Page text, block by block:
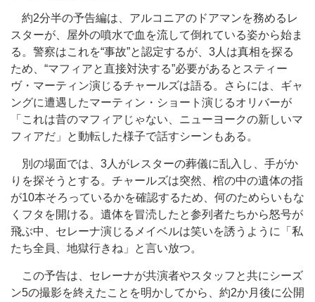
約2分半の予告編は、アルコニアのドアマンを務めるレ
スターが、屋外の噴水で血を流して倒れている姿から始ま
る。警察はこれを“事故”と認定するが、3人は真相を探る
ため、“マフィアと直接対決する”必要があるとスティー
ヴ・マーティン演じるチャールズは語る。さらには、ギャ
ングに遭遇したマーティン・ショート演じるオリバーが
「これは昔のマフィアじゃない、ニューヨークの新しいマ
フィアだ」と動転した様子で話すシーンもある。
別の場面では、3人がレスターの葬儀に乱入し、手がか
りを探そうとする。チャールズは突然、棺の中の遺体の指
が10本そろっているかを確認するため、何のためらいもな
くフタを開ける。遺体を冒涜したと参列者たちから怒号が
飛ぶ中、セレーナ演じるメイベルは笑いを誘うように「私
たち全員、地獄行きね」と言い放つ。
この予告は、セレーナが共演者やスタッフと共にシーズ
ン5の撮影を終えたことを明かしてから、約2か月後に公開